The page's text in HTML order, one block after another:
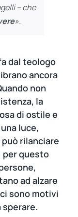
– che
».
dal teologo
ancora
non
la
di ostile e
luce,
rilanciare
per questo
ad alzare
sono motivi
sperare.